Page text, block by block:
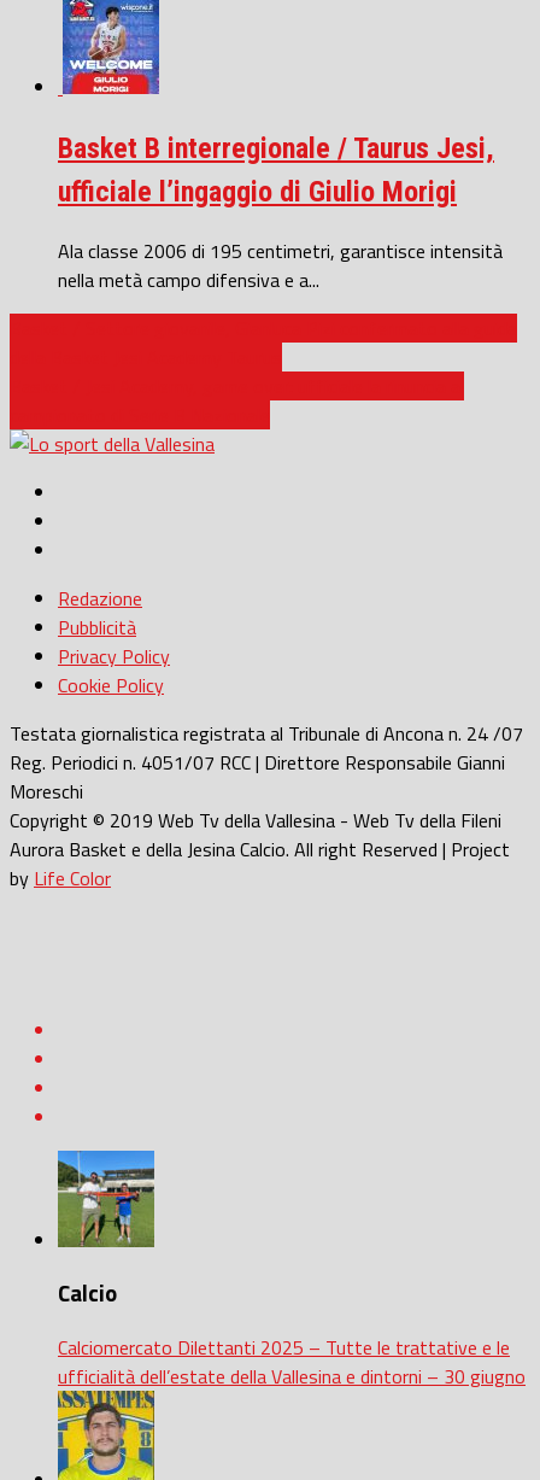
Basket B interregionale / Taurus Jesi,
ufficiale l’ingaggio di Giulio Morigi
Ala classe 2006 di 195 centimetri, garantisce intensità
nella metà campo difensiva e a...
Redazione
Pubblicità
Privacy Policy
Cookie Policy
Testata giornalistica registrata al Tribunale di Ancona n. 24 /07
Reg. Periodici n. 4051/07 RCC | Direttore Responsabile Gianni
Moreschi
Copyright © 2019 Web Tv della Vallesina - Web Tv della Fileni
Aurora Basket e della Jesina Calcio. All right Reserved | Project
by Life Color
Calcio
Calciomercato Dilettanti 2025 – Tutte le trattative e le
ufficialità dell’estate della Vallesina e dintorni – 30 giugno